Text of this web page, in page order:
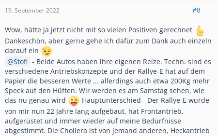
19. September 2022 #8
Wow, hätte ja jetzt nicht mit so vielen Positiven gerechnet
Dankeschön, aber gerne gehe ich dafür zum Dank auch einzeln
darauf ein
Stofi - Beide Autos haben ihre eigenen Reize. Techn. sind es
verschiedene Antriebskonzepte und der Rallye-E hat auf dem
Papier die besseren Werte ... allerdings auch etwa 200Kg mehr
Speck auf den Hüften. Wir werden es am Samstag sehen, wie
das nu genau wird
Hauptunterschied - Der Rallye-E wurde
von mir nun 22 Jahre lang aufgebaut, hat Frontantrieb,
aufgerüstet und immer wieder auf meine Bedürfnisse
abgestimmt. Die Chollera ist von jemand anderen, Heckantrieb